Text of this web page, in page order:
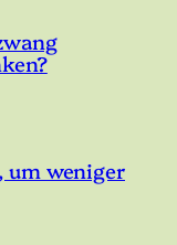
um weniger